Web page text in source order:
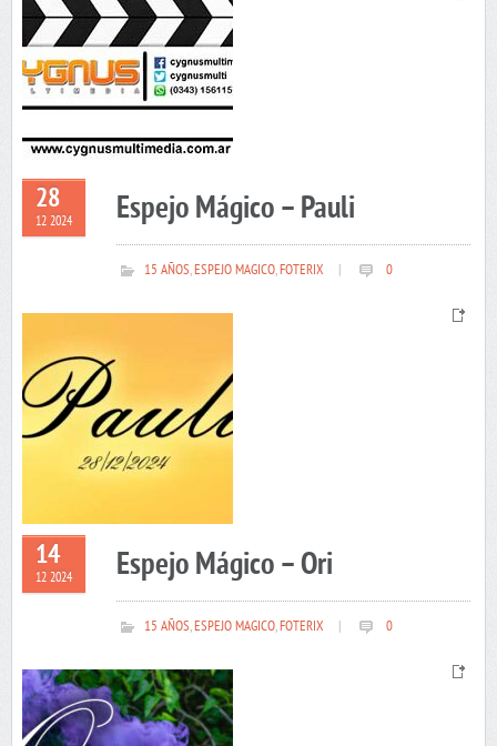
28
12 2024 Espejo Mágico – Pauli
15 AÑOS,ESPEJO MAGICO,FOTERIX 0
14
12 2024 Espejo Mágico – Ori
15 AÑOS,ESPEJO MAGICO,FOTERIX 0